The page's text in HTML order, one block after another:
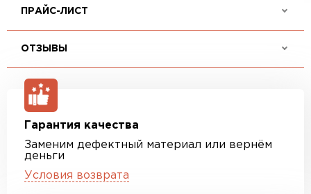
ПРАЙС-ЛИСТ
ОТЗЫВЫ
Гарантия качества
Заменим дефектный материал или вернём
деньги
Условия возврата